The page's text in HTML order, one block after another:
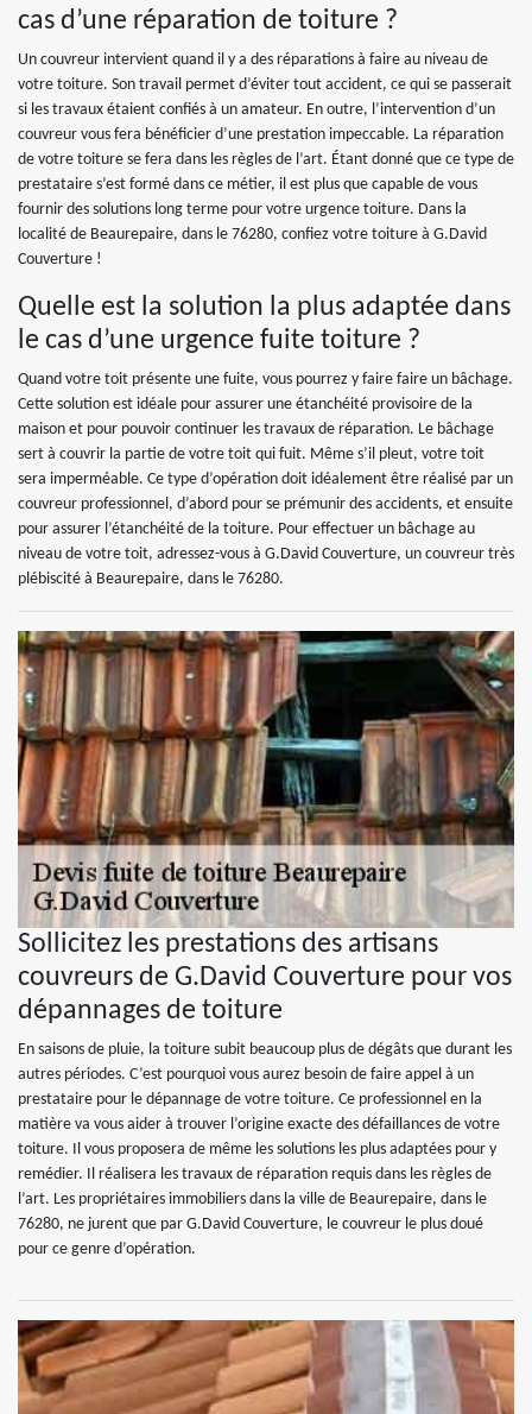
cas d’une réparation de toiture ?
Un couvreur intervient quand il y a des réparations à faire au niveau de
votre toiture. Son travail permet d’éviter tout accident, ce qui se passerait
si les travaux étaient confiés à un amateur. En outre, l’intervention d’un
couvreur vous fera bénéficier d’une prestation impeccable. La réparation
de votre toiture se fera dans les règles de l’art. Étant donné que ce type de
prestataire s’est formé dans ce métier, il est plus que capable de vous
fournir des solutions long terme pour votre urgence toiture. Dans la
localité de Beaurepaire, dans le 76280, confiez votre toiture à G.David
Couverture !
Quelle est la solution la plus adaptée dans
le cas d’une urgence fuite toiture ?
Quand votre toit présente une fuite, vous pourrez y faire faire un bâchage.
Cette solution est idéale pour assurer une étanchéité provisoire de la
maison et pour pouvoir continuer les travaux de réparation. Le bâchage
sert à couvrir la partie de votre toit qui fuit. Même s’il pleut, votre toit
sera imperméable. Ce type d’opération doit idéalement être réalisé par un
couvreur professionnel, d’abord pour se prémunir des accidents, et ensuite
pour assurer l’étanchéité de la toiture. Pour effectuer un bâchage au
niveau de votre toit, adressez-vous à G.David Couverture, un couvreur très
plébiscité à Beaurepaire, dans le 76280.
Sollicitez les prestations des artisans
couvreurs de G.David Couverture pour vos
dépannages de toiture
En saisons de pluie, la toiture subit beaucoup plus de dégâts que durant les
autres périodes. C’est pourquoi vous aurez besoin de faire appel à un
prestataire pour le dépannage de votre toiture. Ce professionnel en la
matière va vous aider à trouver l’origine exacte des défaillances de votre
toiture. Il vous proposera de même les solutions les plus adaptées pour y
remédier. Il réalisera les travaux de réparation requis dans les règles de
l’art. Les propriétaires immobiliers dans la ville de Beaurepaire, dans le
76280, ne jurent que par G.David Couverture, le couvreur le plus doué
pour ce genre d’opération.